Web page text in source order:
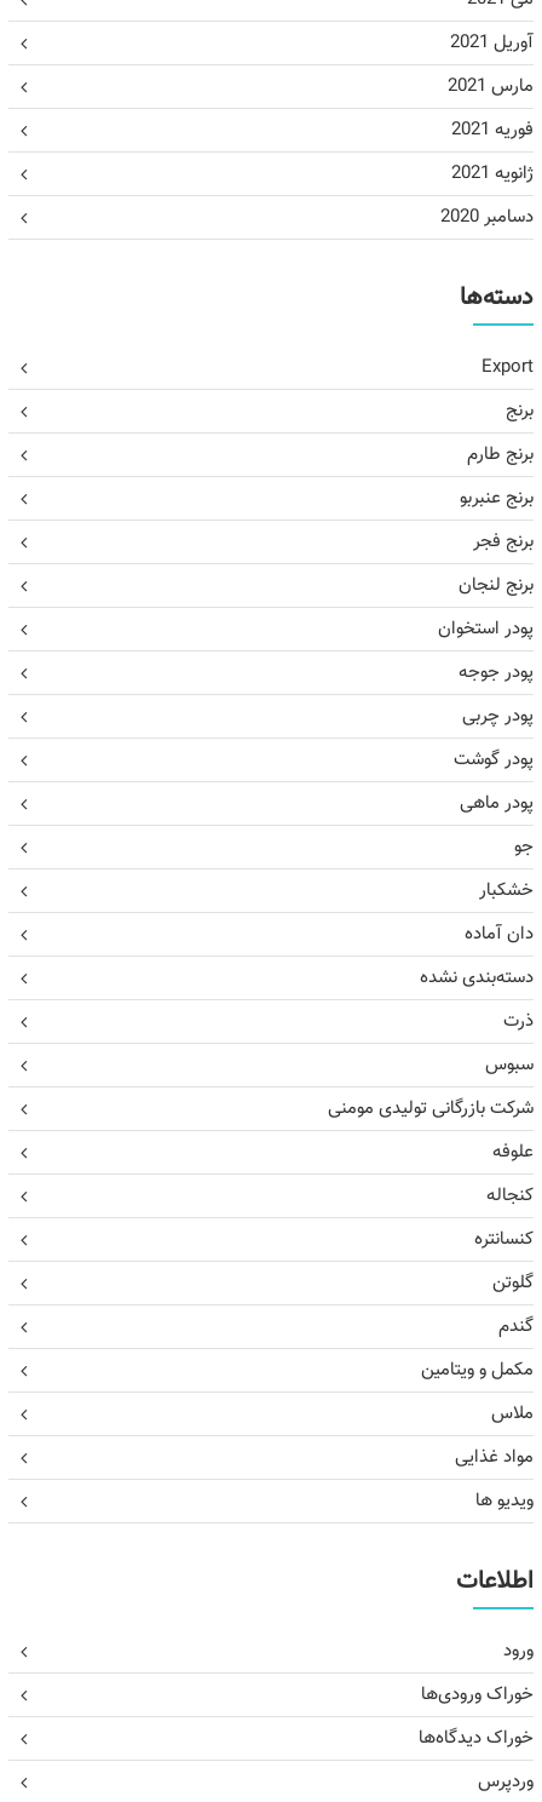
آوریل 2021
مارس 2021
فوریه 2021
ژانویه 2021
دسامبر 2020
دسته‌ها
Export
برنج
برنج طارم
برنج عنبربو
برنج فجر
برنج لنجان
پودر استخوان
پودر جوجه
پودر چربی
پودر گوشت
پودر ماهی
جو
خشکبار
دان آماده
دسته‌بندی نشده
ذرت
سبوس
شرکت بازرگانی تولیدی مومنی
علوفه
کنجاله
کنسانتره
گلوتن
گندم
مکمل و ویتامین
ملاس
مواد غذایی
ویدیو ها
اطلاعات
ورود
خوراک ورودی‌ها
خوراک دیدگاه‌ها
وردپرس